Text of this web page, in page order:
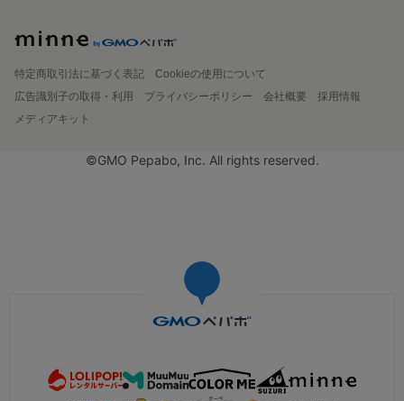
特定商取引法に基づく表記
Cookieの使用について
広告識別子の取得・利用
プライバシーポリシー 会社概要
採用情報
メディアキット
©GMO Pepabo, Inc. All rights reserved.